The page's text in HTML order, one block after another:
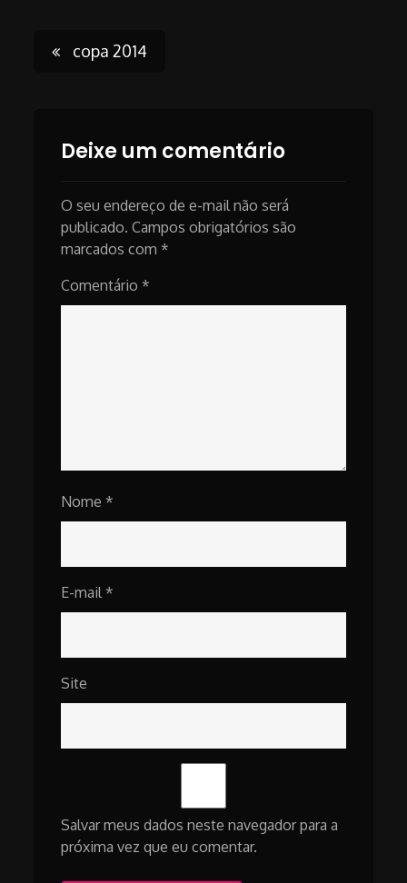
Post
navigation
copa 2014
Deixe um comentário
O seu endereço de e-mail não será
publicado. Campos obrigatórios são
marcados com *
Comentário *
Nome *
E-mail *
Site
Salvar meus dados neste navegador para a
próxima vez que eu comentar.